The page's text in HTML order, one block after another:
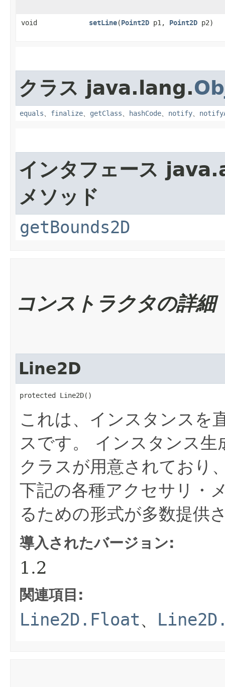
void setLine​(Point2D p1, Point2D p2)
クラス java.lang.
equals、 finalize、 getClass、 hashCode、 notify、
インタフェース
メソッド
getBounds2D
コンストラクタの詳細
Line2D
protected Line2D()
これは、インスタンスを
スです。
インスタンス生
クラスが用意されており
下記の各種アクセサリ・
るための形式が多数提供
導入されたバージョン:
1.2
関連項目:
Line2D.Float、